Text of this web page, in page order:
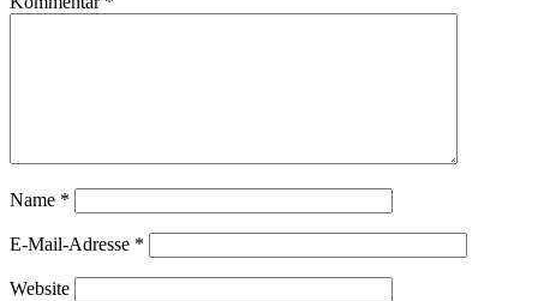
Name *
E-Mail-Adresse *
Website